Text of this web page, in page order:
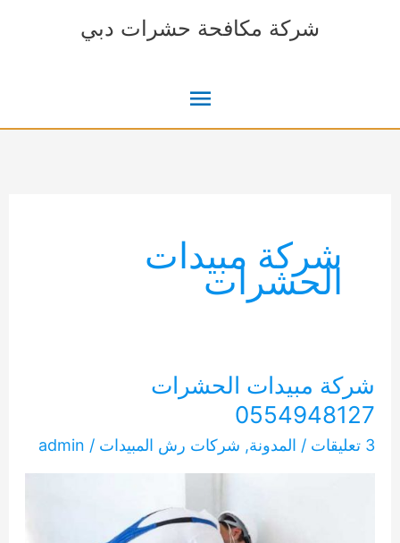
شركة مكافحة حشرات دبي
القائمة
شركة مبيدات
الحشرات
شركة مبيدات الحشرات
0554948127
3 تعليقات / المدونة, شركات رش المبيدات /
admin